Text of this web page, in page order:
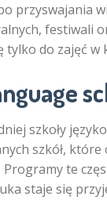
przyswajania
festiwali
tylko do zajęć w
szkoły
szkół,
Programy te
staje się